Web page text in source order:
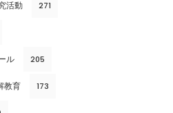
活動 271
ル 205
教育 173